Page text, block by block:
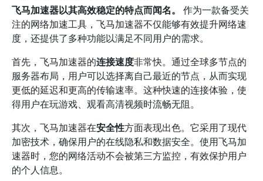
飞马加速器以其高效稳定的特点而闻名。
作为一款备受关
注的网络加速工具，飞马加速器不仅能够有效提升网络速
度，还提供了多种功能以满足不同用户的需求。
首先，飞马加速器的连接速度非常快。通过全球多节点的
服务器布局，用户可以选择离自己最近的节点，从而实现
更低的延迟和更高的传输速率。这种快速的连接体验，使
得用户在玩游戏、观看高清视频时流畅无阻。
其次，飞马加速器在安全性方面表现出色。它采用了现代
加密技术，确保用户的在线隐私和数据安全。使用飞马加
速器时，您的网络活动不会被第三方监控，有效保护用户
的个人信息。